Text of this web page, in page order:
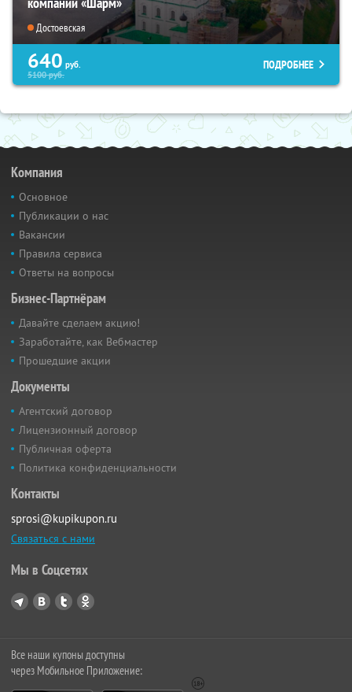
Достоевская
640 руб.
5100руб.
ПОДРОБНЕЕ
Компания
Основное
Публикации о нас
Вакансии
Правила сервиса
Ответы на вопросы
Бизнес-Партнёрам
Давайте сделаем акцию!
Заработайте, как Вебмастер
Прошедшие акции
Документы
Агентский договор
Лицензионный договор
Публичная оферта
Политика конфиденциальности
Контакты
sprosi@kupikupon.ru
Связаться с нами
Мы в Соцсетях
Все наши купоны доступны
через Мобильное Приложение: